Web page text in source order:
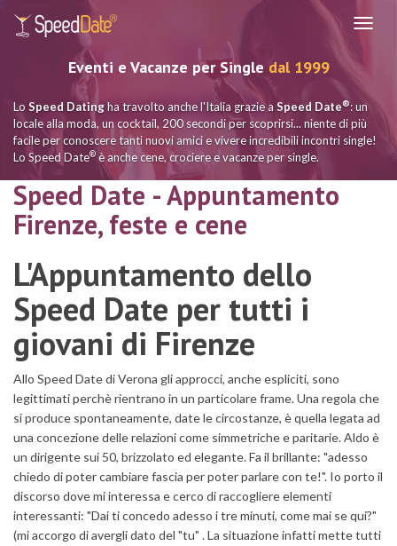
Eventi e Vacanze per Single dal 1999
Lo Speed Datingha travolto anche l'Italia grazie a Speed Date®: un
locale alla moda, un cocktail, 200 secondi per scoprirsi... niente di più
facile per conoscere tanti nuovi amici e vivere incredibili incontri single!
Lo Speed Date® è anche cene, crociere e vacanze per single.
Speed Date - Appuntamento
Firenze, feste e cene
L'Appuntamento dello
Speed Date per tutti i
giovani di Firenze
Allo Speed Date di Verona gli approcci, anche espliciti, sono
legittimati perchè rientrano in un particolare frame. Una regola che
si produce spontaneamente, date le circostanze, è quella legata ad
una concezione delle relazioni come simmetriche e paritarie. Aldo è
un dirigente sui 50, brizzolato ed elegante. Fa il brillante: "adesso
chiedo di poter cambiare fascia per poter parlare con te!". Io porto il
discorso dove mi interessa e cerco di raccogliere elementi
interessanti: "Dai ti concedo adesso i tre minuti, come mai se qui?"
(mi accorgo di avergli dato del "tu" . La situazione infatti mette tutti